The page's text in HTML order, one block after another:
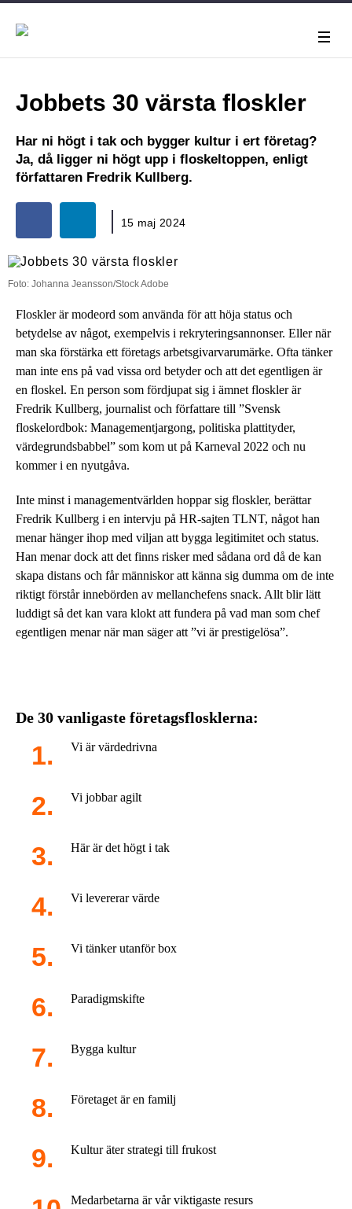
Jobbets 30 värsta floskler
Har ni högt i tak och bygger kultur i ert företag?
Ja, då ligger ni högt upp i floskeltoppen, enligt
författaren Fredrik Kullberg.
15 maj 2024
Foto: Johanna Jeansson/Stock Adobe
Floskler är modeord som använda för att höja status och
betydelse av något, exempelvis i rekryteringsannonser. Eller när
man ska förstärka ett företags arbetsgivarvarumärke. Ofta tänker
man inte ens på vad vissa ord betyder och att det egentligen är
en floskel. En person som fördjupat sig i ämnet floskler är
Fredrik Kullberg, journalist och författare till ”Svensk
floskelordbok: Managementjargong, politiska plattityder,
värdegrundsbabbel” som kom ut på Karneval 2022 och nu
kommer i en nyutgåva.
Inte minst i managementvärlden hoppar sig floskler, berättar
Fredrik Kullberg i en intervju på HR-sajten TLNT, något han
menar hänger ihop med viljan att bygga legitimitet och status.
Han menar dock att det finns risker med sådana ord då de kan
skapa distans och får människor att känna sig dumma om de inte
riktigt förstår innebörden av mellanchefens snack. Allt blir lätt
luddigt så det kan vara klokt att fundera på vad man som chef
egentligen menar när man säger att ”vi är prestigelösa”.
De 30 vanligaste företagsflosklerna:
Vi är värdedrivna
Vi jobbar agilt
Här är det högt i tak
Vi levererar värde
Vi tänker utanför box
Paradigmskifte
Bygga kultur
Företaget är en familj
Kultur äter strategi till frukost
Medarbetarna är vår viktigaste resurs